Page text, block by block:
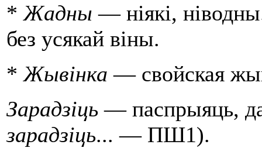
* Жадны — нiякi,
без усякай вiны.
* Жывiнка — свойская
Зарадзiць — паспрыяць,
за­ра­дзiць... — ПШ1).